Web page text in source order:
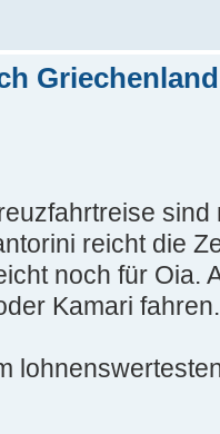
Griechenland
reicht die
noch für Oia.
Kamari fahren.